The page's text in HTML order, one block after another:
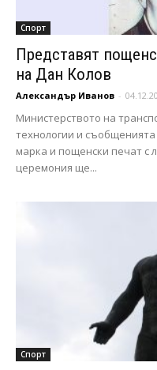
Спорт
Представят
на Дан Колов
Александър Иванов -
Министерството на
технологии и
марка и пощенски печат с
церемония ще...
Спорт